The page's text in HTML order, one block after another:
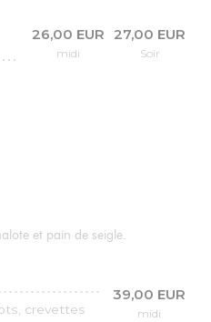
26,00 EUR
midi
27,00 EUR
Soir
et pain de seigle.
crevettes
39,00 EUR
midi